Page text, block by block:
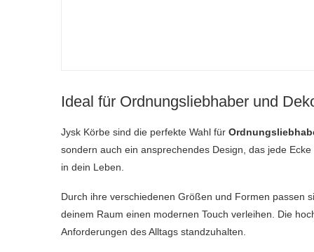
Ideal für Ordnungsliebhaber und
Jysk Körbe sind die perfekte Wahl für
sondern auch ein ansprechendes Design, das jede
in dein Leben.
Durch ihre verschiedenen Größen und Formen passen
deinem Raum einen modernen Touch verleihen. Die
Anforderungen des Alltags standzuhalten.